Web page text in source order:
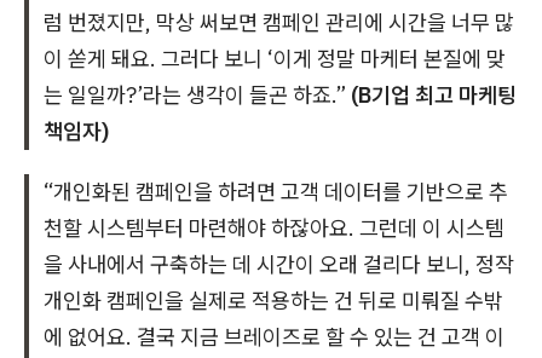
럼 번졌지만, 막상 써보면 캠페인 관리에 시간을 너무 많
이 쏟게 돼요. 그러다 보니 ‘이게 정말 마케터 본질에 맞
는 일일까?’라는 생각이 들곤 하죠.” (B기업 최고 마케팅
책임자)
“개인화된 캠페인을 하려면 고객 데이터를 기반으로 추
천할 시스템부터 마련해야 하잖아요. 그런데 이 시스템
을 사내에서 구축하는 데 시간이 오래 걸리다 보니, 정작
개인화 캠페인을 실제로 적용하는 건 뒤로 미뤄질 수밖
에 없어요. 결국 지금 브레이즈로 할 수 있는 건 고객 이